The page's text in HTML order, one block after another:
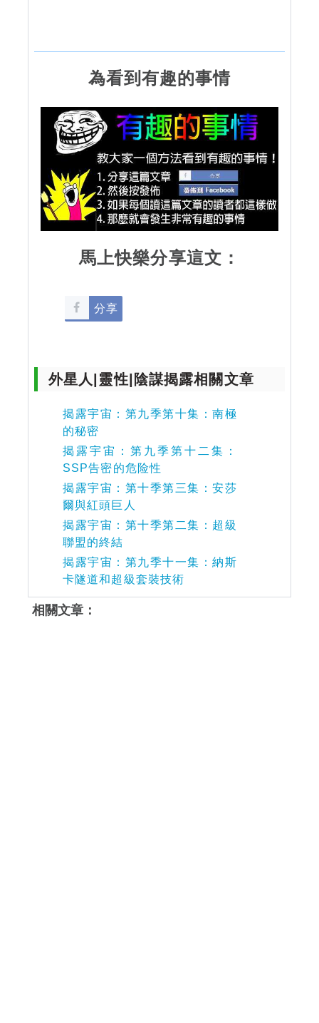
為看到有趣的事情
馬上快樂分享這文：
分享
外星人|靈性|陰謀揭露相關文章
揭露宇宙：第九季第十集：南極
的秘密
揭露宇宙：第九季第十二集：
SSP告密的危险性
揭露宇宙：第十季第三集：安莎
爾與紅頭巨人
揭露宇宙：第十季第二集：超級
聯盟的終結
揭露宇宙：第九季十一集：納斯
卡隧道和超級套裝技術
相關文章：